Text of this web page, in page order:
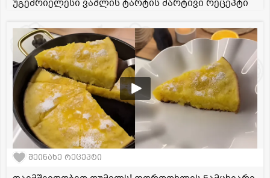
უგემრიელესი ვაშლის ტარტის მარტივი რეცეპტი
შეინახე რეცეპტი